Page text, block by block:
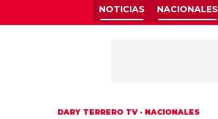
NOTICIAS NACIONALES
DARY TERRERO TV· NACIONALES